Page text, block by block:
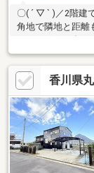
〇( ´ ▽ ` )／2階建
角地で隣地と距離
ーンサポート有
香川県